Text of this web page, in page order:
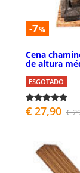
-7%
Cena
de altura
ESGOTADO
€ 27,90 €